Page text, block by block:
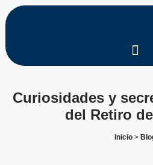
Curiosidades y
del Retiro
Inicio>